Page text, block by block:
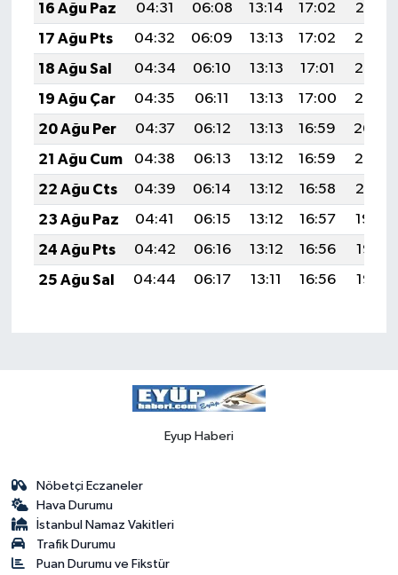
16 Ağu Paz
04:31 06:08 13:14 17:02
20:10
17 Ağu Pts
04:32 06:09 13:13 17:02
20:08
18 Ağu Sal
04:34 06:10 13:13 17:01
20:07
19 Ağu Çar
04:35 06:11 13:13 17:00
20:05
20 Ağu Per
04:37 06:12 13:13 16:59
20:04
21 Ağu Cum
04:38 06:13 13:12 16:59
20:02
22 Ağu Cts
04:39 06:14 13:12 16:58
20:01
23 Ağu Paz
04:41 06:15 13:12 16:57
19:59
24 Ağu Pts
04:42 06:16 13:12 16:56
19:58
25 Ağu Sal
04:44 06:17 13:11 16:56 19:56
Eyup Haberi
Nöbetçi Eczaneler
Hava Durumu
İstanbul Namaz Vakitleri
Trafik Durumu
Puan Durumu ve Fikstür